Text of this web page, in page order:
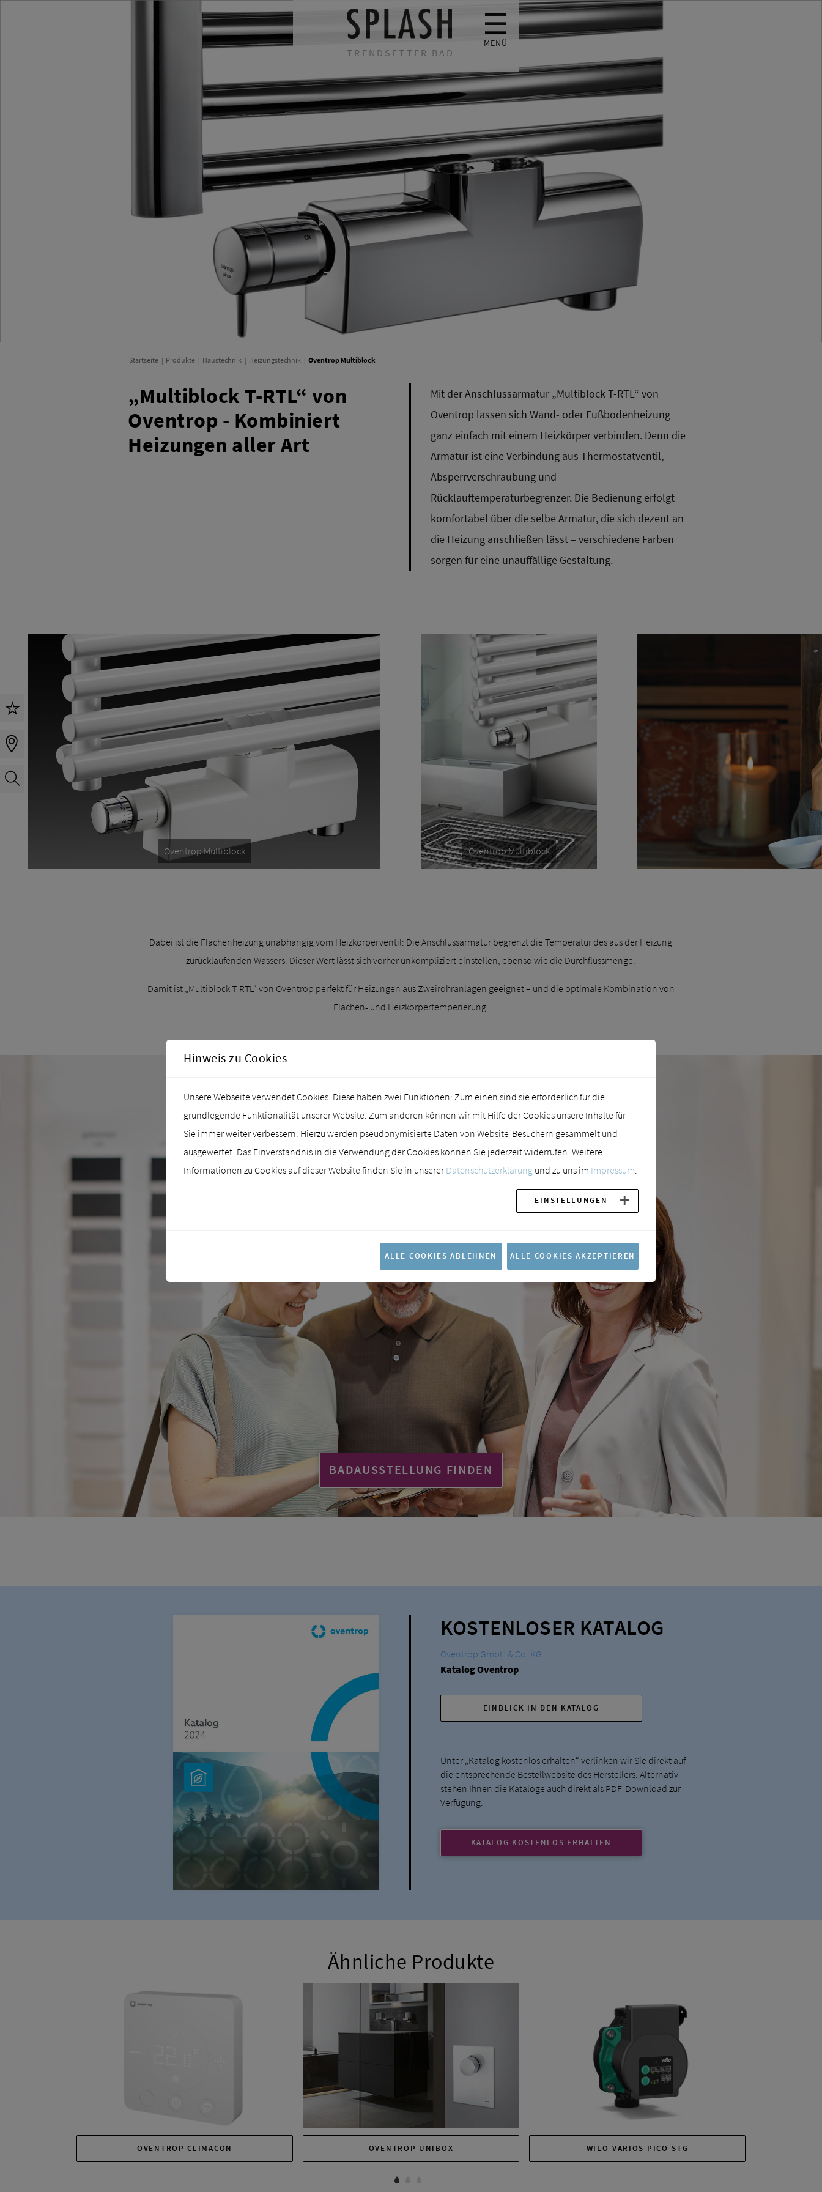
TRENDSETTER BAD
☰
MENÜ
Startseite Produkte Haustechnik Heizungstechnik Oventrop Multiblock
„Multiblock T-RTL“ von
Oventrop - Kombiniert
Heizungen aller Art
Mit der Anschlussarmatur „Multiblock T-RTL“ von
Oventrop lassen sich Wand- oder Fußbodenheizung
ganz einfach mit einem Heizkörper verbinden. Denn die
Armatur ist eine Verbindung aus Thermostatventil,
Absperrverschraubung und
Rücklauftemperaturbegrenzer. Die Bedienung erfolgt
komfortabel über die selbe Armatur, die sich dezent an
die Heizung anschließen lässt – verschiedene Farben
sorgen für eine unauffällige Gestaltung.
Oventrop Multiblock Oventrop Multiblock
Dabei ist die Flächenheizung unabhängig vom Heizkörperventil: Die Anschlussarmatur begrenzt die Temperatur des aus der Heizung
zurücklaufenden Wassers. Dieser Wert lässt sich vorher unkompliziert einstellen, ebenso wie die Durchflussmenge.
Damit ist „Multiblock T-RTL“ von Oventrop perfekt für Heizungen aus Zweirohranlagen geeignet – und die optimale Kombination von
Flächen- und Heizkörpertemperierung.
BADAUSSTELLUNG FINDEN
KOSTENLOSER KATALOG
Oventrop GmbH & Co. KG
Katalog Oventrop
EINBLICK IN DEN KATALOG
Unter „Katalog kostenlos erhalten“ verlinken wir Sie direkt auf
die entsprechende Bestellwebsite des Herstellers. Alternativ
stehen Ihnen die Kataloge auch direkt als PDF-Download zur
Verfügung.
KATALOG KOSTENLOS ERHALTEN
Ähnliche Produkte
OVENTROP CLIMACON OVENTROP UNIBOX WILO-VARIOS PICO-STG
Hinweis zu Cookies
Unsere Webseite verwendet Cookies. Diese haben zwei Funktionen: Zum einen sind sie erforderlich für die
grundlegende Funktionalität unserer Website. Zum anderen können wir mit Hilfe der Cookies unsere Inhalte für
Sie immer weiter verbessern. Hierzu werden pseudonymisierte Daten von Website-Besuchern gesammelt und
ausgewertet. Das Einverständnis in die Verwendung der Cookies können Sie jederzeit widerrufen. Weitere
Informationen zu Cookies auf dieser Website finden Sie in unserer Datenschutzerklärung und zu uns im Impressum.
EINSTELLUNGEN
ALLE COOKIES ABLEHNEN ALLE COOKIES AKZEPTIEREN